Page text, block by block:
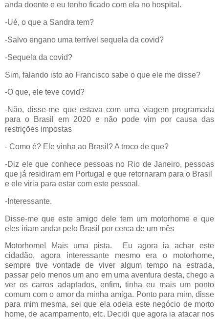
anda doente e eu tenho ficado com ela no hospital.
-Ué, o que a Sandra tem?
-Salvo engano uma terrível sequela da covid?
-Sequela da covid?
Sim, falando isto ao Francisco sabe o que ele me disse?
-O que, ele teve covid?
-Não, disse-me que estava com uma viagem programada
para o Brasil em 2020 e não pode vim por causa das
restrições impostas
- Como é? Ele vinha ao Brasil? A troco de que?
-Diz ele que conhece pessoas no Rio de Janeiro, pessoas
que já residiram em Portugal e que retornaram para o Brasil
e ele viria para estar com este pessoal.
-Interessante.
Disse-me que este amigo dele tem um motorhome e que
eles iriam andar pelo Brasil por cerca de um mês
Motorhome! Mais uma pista.
Eu agora ia achar este
cidadão, agora interessante mesmo era o motorhome,
sempre tive vontade de viver algum tempo na estrada,
passar pelo menos um ano em uma aventura desta, chego a
ver os carros adaptados, enfim, tinha eu mais um ponto
comum com o amor da minha amiga. Ponto para mim, disse
para mim mesma, sei que ela odeia este negócio de morto
home, de acampamento, etc. Decidi que agora ia atacar nos